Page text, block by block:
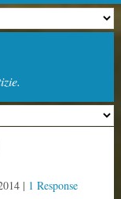
| 1 Response